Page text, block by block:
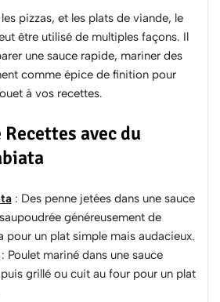
pizzas, et les plats de viande, le
être utilisé de multiples façons. Il
une sauce rapide, mariner des
comme épice de finition pour
à vos recettes.
avec du
: Des penne jetées dans une sauce
généreusement de
pour un plat simple mais audacieux.
Poulet mariné dans une sauce
grillé ou cuit au four pour un plat